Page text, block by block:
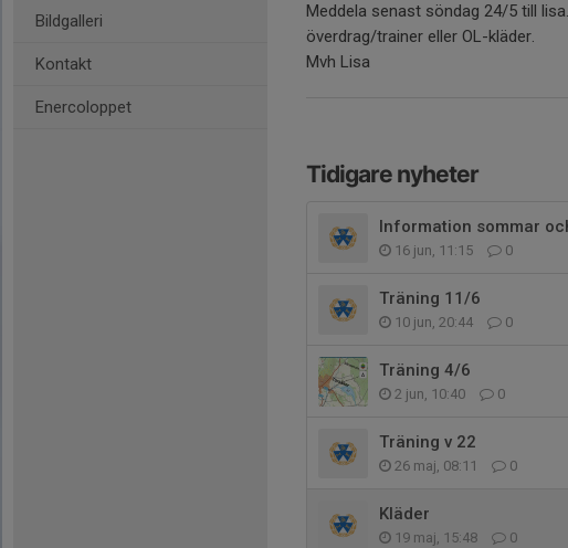
Bildgalleri
Kontakt
Enercoloppet
Meddela senast söndag 24/5 till
överdrag/trainer eller OL-kläder.
Mvh Lisa
Tidigare nyheter
Information sommar
16 jun, 11:15 0
Träning 11/6
10 jun, 20:44 0
Träning 4/6
2 jun, 10:40 0
Träning v 22
26 maj, 08:11 0
Kläder
19 maj, 15:48 0